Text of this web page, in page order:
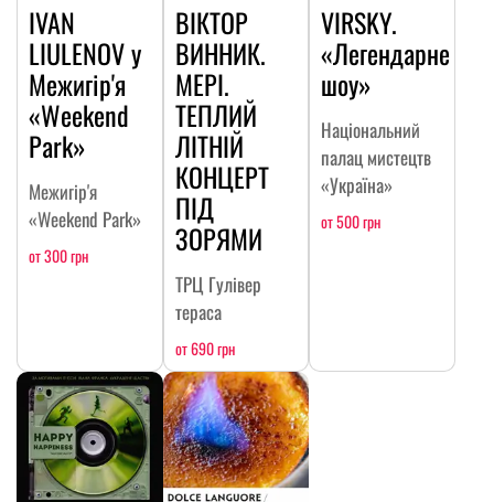
IVAN
LIULENOV у
Межигір'я
«Weekend
Park»
Межигір'я
«Weekend Park»
от 300 грн
ВІКТОР
ВИННИК.
МЕРІ.
ТЕПЛИЙ
ЛІТНІЙ
КОНЦЕРТ
ПІД
ЗОРЯМИ
ТРЦ Гулівер
тераса
от 690 грн
VIRSKY.
«Легендарне
шоу»
Національний
палац мистецтв
«Україна»
от 500 грн